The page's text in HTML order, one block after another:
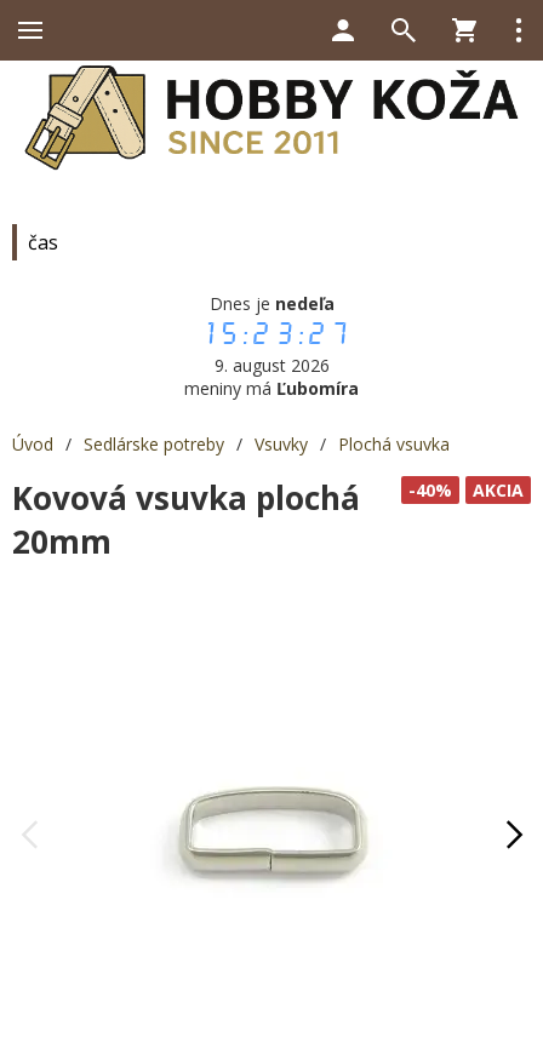
čas
Dnes je nedeľa
15:23:27
9. august 2026
meniny má Ľubomíra
Úvod / Sedlárske potreby / Vsuvky / Plochá vsuvka
AKCIA
-40%
Kovová vsuvka plochá
20mm